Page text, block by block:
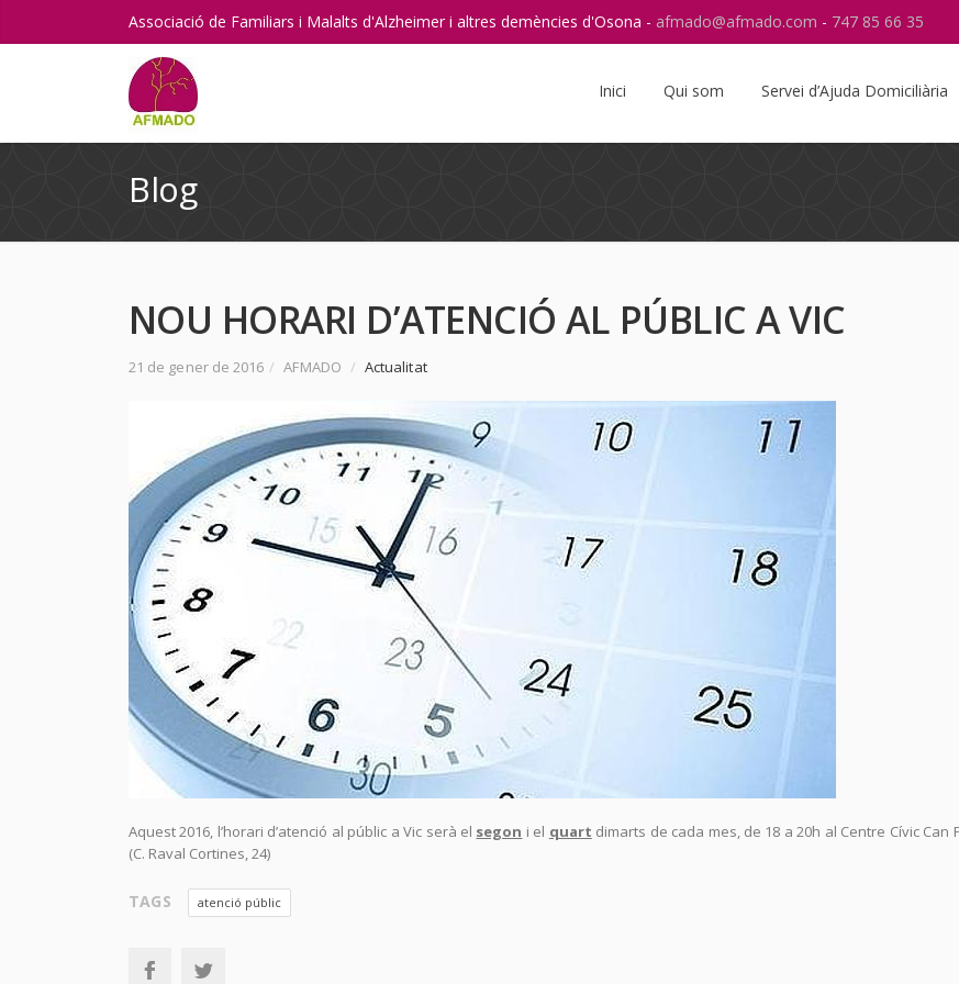
Associació de Familiars i Malalts d'Alzheimer i altres demències d'Osona - afmado@afmado.com - 747 85 66 35
Instagram
RSS
Inici Qui som Servei d’Ajuda Domiciliària
Blog
NOU HORARI D’ATENCIÓ AL PÚBLIC A VIC
21 de gener de 2016 / AFMADO / Actualitat
Aquest 2016, l’horari d’atenció al públic a Vic serà el segon i el quart dimarts de cada mes, de 18 a 20h al Centre Cívic Can
(C. Raval Cortines, 24)
TAGS atenció públic